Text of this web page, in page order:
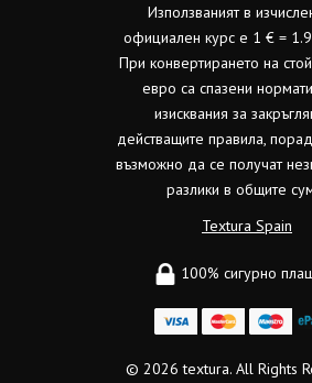
Използваният в
официален курс е 1 € =
При конвертирането на
евро са спазени
изисквания за
действащите правила,
възможно да се получат
разлики в общите
Textura Spain
100% сигурно
© 2026textura. All Rights